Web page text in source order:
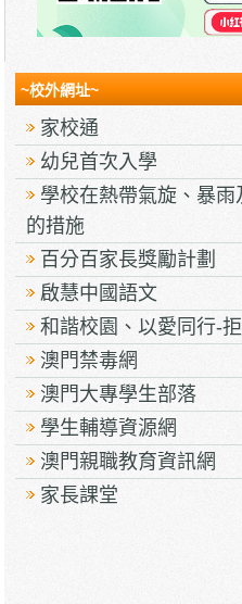
~校外網址~
家校通
幼兒首次入學
學校在熱帶氣旋、暴
的措施
百分百家長獎勵計劃
啟慧中國語文
和諧校園、以愛同行-
澳門禁毒網
澳門大專學生部落
學生輔導資源網
澳門親職教育資訊網
家長課堂